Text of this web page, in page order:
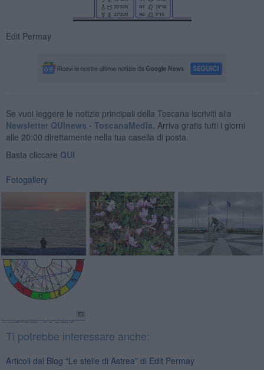
Edit Permay
Se vuoi leggere le notizie principali della Toscana iscriviti alla
Newsletter QUInews - ToscanaMedia. Arriva gratis tutti i giorni
alle 20:00 direttamente nella tua casella di posta.
Basta cliccare QUI
Fotogallery
Ti potrebbe interessare anche:
Articoli dal Blog “Le stelle di Astrea” di Edit Permay